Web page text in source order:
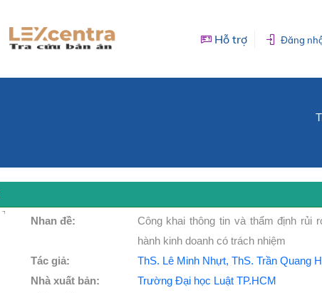
Hỗ trợ Đăng
Nhan đề:
Công khai thông tin và thẩm định rủi
hành kinh doanh có trách nhiệm
Tác giả:
ThS. Lê Minh Nhựt, ThS. Trần Quang
Nhà xuất bản:
Trường Đại học Luật TP.HCM